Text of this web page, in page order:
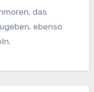
das
ebenso